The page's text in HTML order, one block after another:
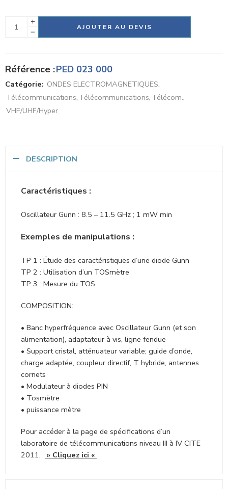
• Tosmètre
• puissance mètre
• Accessoires.
Alternative:
Télécommunications,
Caractéristiques :
Oscillateur Gunn : 8.5 – 11.5 GHz ; 1 mW min
Exemples de manipulations :
TP 1 : Étude des caractéristiques d’une diode Gunn
TP 2 : Utilisation d’un TOSmètre
TP 3 : Mesure du TOS
COMPOSITION:
• Banc hyperfréquence avec Oscillateur Gunn (et son
alimentation), adaptateur à vis, ligne fendue
• Support cristal, atténuateur variable; guide d’onde,
charge adaptée, coupleur directif, T hybride, antennes
cornets
• Modulateur à diodes PIN